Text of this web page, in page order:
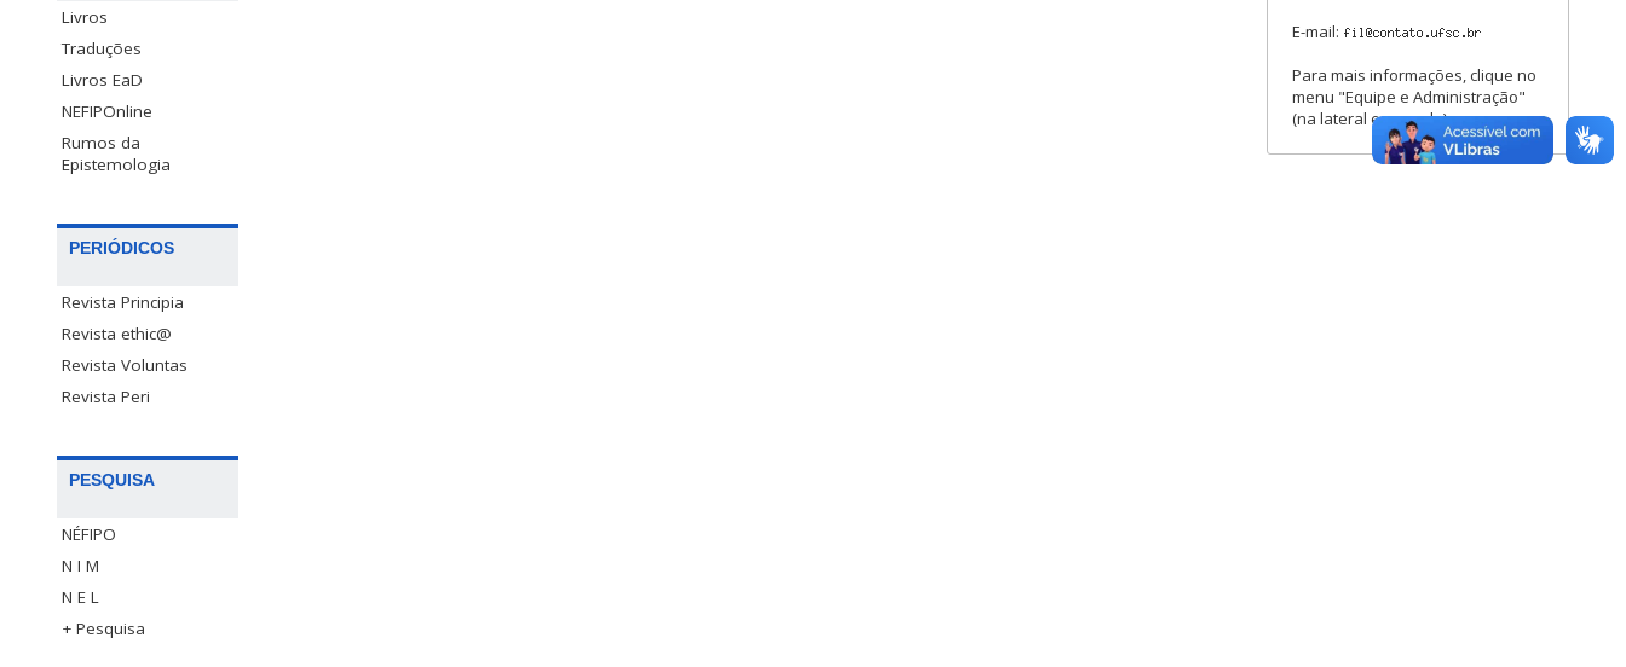
Livros
Traduções
Livros EaD
NEFIPOnline
Rumos da
Epistemologia
PERIÓDICOS
Revista Principia
Revista ethic@
Revista Voluntas
Revista Peri
PESQUISA
NÉFIPO
N I M
N E L
+ Pesquisa
E-mail:
Para mais informações, clique no
menu "Equipe e Administração"
(na lateral esquerda).